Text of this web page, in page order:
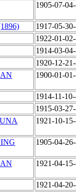
1905-07-
1917-05-
1922-01-
1914-03-
1920-12-
1900-01-
1914-11-
1915-03-
1921-10-
1905-04-
1921-04-
1921-04-